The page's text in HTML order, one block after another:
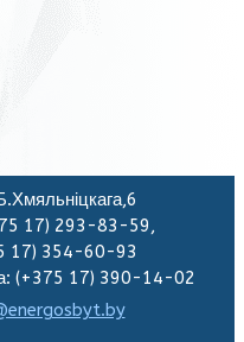
17) 293-83-59,
17) 354-60-93
(+375 17) 390-14-02